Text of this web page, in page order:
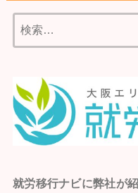
就労移行ナビに弊社が